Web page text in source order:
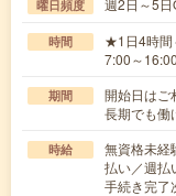
曜日頻度 週2日～5
時間
★1日4時間
7:00～
期間
開始日は
長期でも働
時給
無資格未
払い／週払
手続き完了